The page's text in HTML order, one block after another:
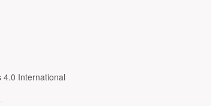
4.0 International